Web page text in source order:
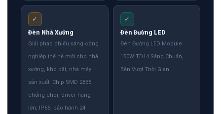
✓
Đèn Nhà Xưởng
Giải pháp chiếu sáng công
nghiệp thế hệ mới cho nhà
xưởng, kho bãi, nhà máy
sản xuất. Chip SMD 2835
chống chói, driver hãng
lớn, IP65, bảo hành 24
✓
Đèn Đường LED
Đèn Đường LED Module
150W TD14 Sáng Chuẩn,
Bền Vượt Thời Gian